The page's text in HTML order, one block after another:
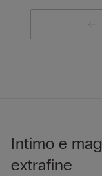
Intimo e
extrafine